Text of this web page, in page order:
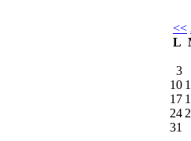
<<
L
3
10
17
24
31